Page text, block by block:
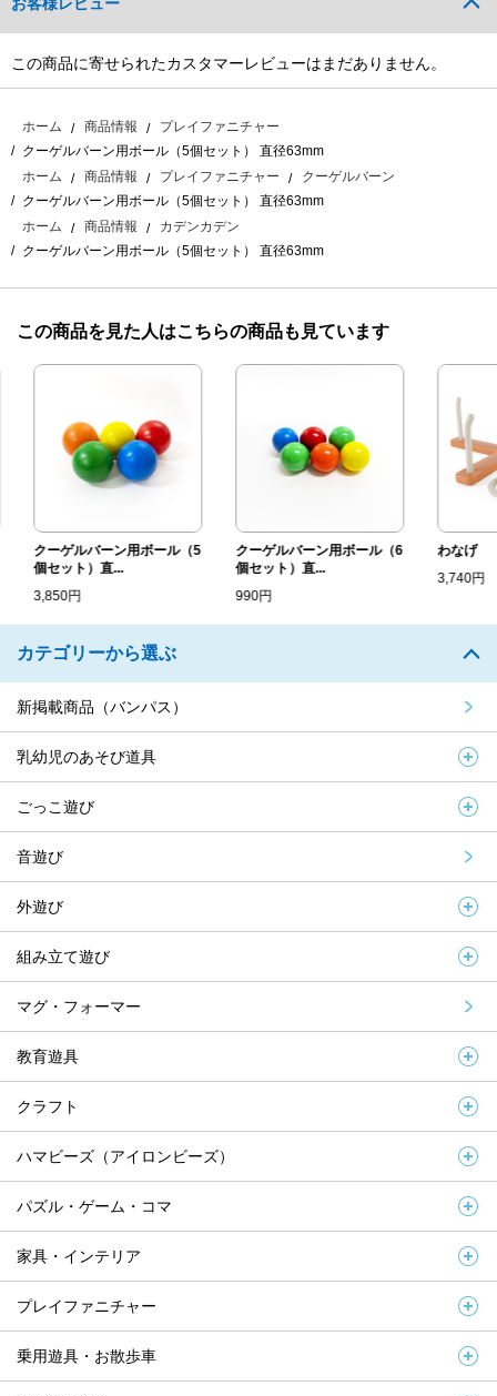
この商品に寄せられたカスタマーレビューはまだありません。
ホーム 商品情報
プレイファニチャー
クーゲルバーン用ボール（5個セット） 直径63mm
ホーム
商品情報 プレイファニチャー
クーゲルバーン
クーゲルバーン用ボール（5個セット） 直径63mm
ホーム
商品情報
カデンカデン
クーゲルバーン用ボール（5個セット） 直径63mm
この商品を見た人はこちらの商品も見ています
クーゲルバーン用ボール（5
個セット）直...
3,850円
クーゲルバーン用ボール（6
個セット）直...
990円
わなげ
3,740円
カテゴリーから選ぶ
新掲載商品（バンパス）
乳幼児のあそび道具
ごっこ遊び
音遊び
外遊び
組み立て遊び
マグ・フォーマー
教育遊具
クラフト
ハマビーズ（アイロンビーズ）
パズル・ゲーム・コマ
家具・インテリア
プレイファニチャー
乗用遊具・お散歩車